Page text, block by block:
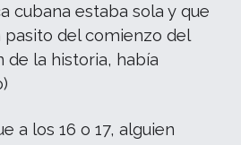
cubana estaba sola y que
pasito del comienzo del
de la historia, había
a los 16 o 17, alguien